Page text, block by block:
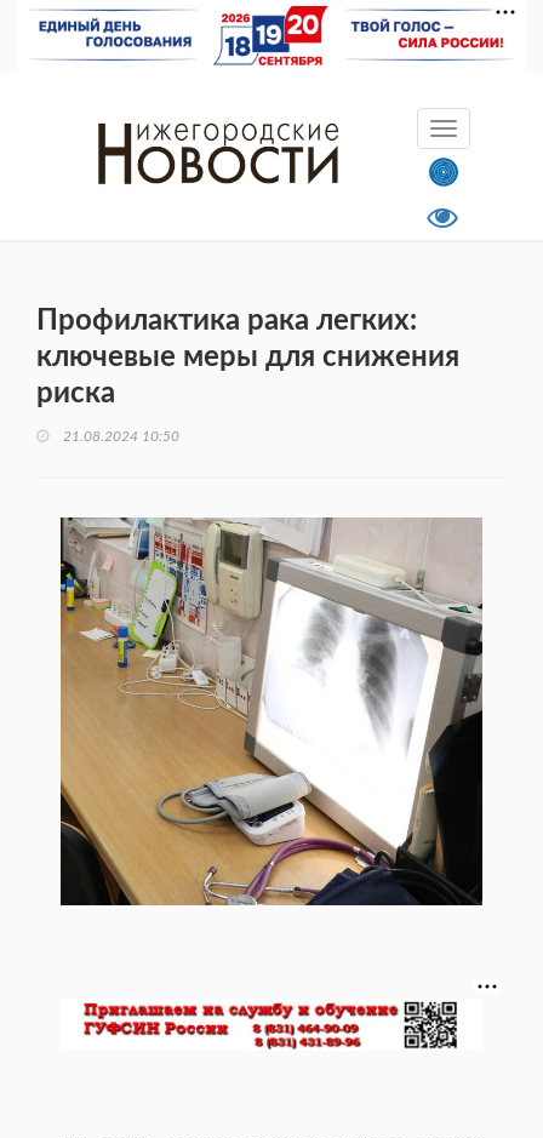
Профилактика рака легких:
ключевые меры для снижения
риска
21.08.2024 10:50